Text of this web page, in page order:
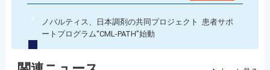
ノバルティス、日本調剤の共同プロジェクト 患者サポ
ートプログラム“CML-PATH”始動